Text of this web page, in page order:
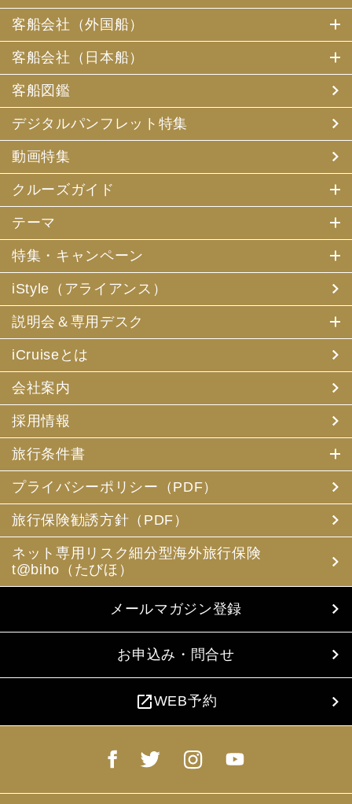
客船会社（外国船）
客船会社（日本船）
客船図鑑
デジタルパンフレット特集
動画特集
クルーズガイド
テーマ
特集・キャンペーン
iStyle（アライアンス）
説明会＆専用デスク
iCruiseとは
会社案内
採用情報
旅行条件書
プライバシーポリシー（PDF）
旅行保険勧誘方針（PDF）
ネット専用リスク細分型海外旅行保険
t@biho（たびほ）
メールマガジン登録
お申込み・問合せ
open_in_newWEB予約